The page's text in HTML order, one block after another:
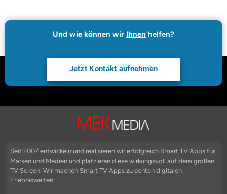
Und wie können wir Ihnen helfen?
Jetzt Kontakt aufnehmen
Seit 2007 entwickeln und realisieren wir erfolgreich Smart TV Apps für
Marken und Medien und platzieren diese wirkungsvoll auf dem großen
TV Screen. Wir machen Smart TV Apps zu echten digitalen
Erlebniswelten.